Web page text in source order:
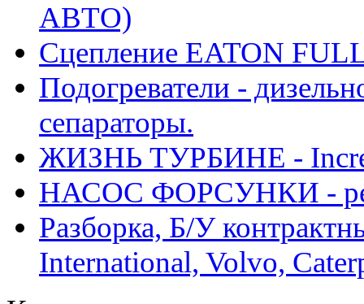
АВТО)
Сцепление EATON
Подогреватели -
сепараторы.
ЖИЗНЬ ТУРБИНЕ -
НАСОС ФОРСУНКИ -
Разборка, Б/У
International, Volvo,